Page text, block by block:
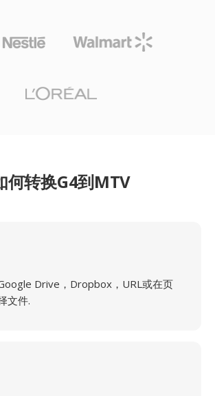
何转换G4到MTV
Drive，Dropbox，URL或在页
文件.